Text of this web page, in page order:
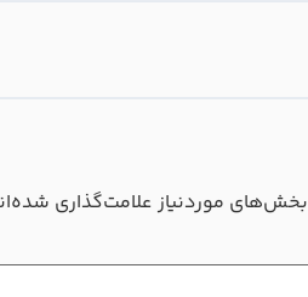
بخش‌های موردنیاز علامت‌گذاری